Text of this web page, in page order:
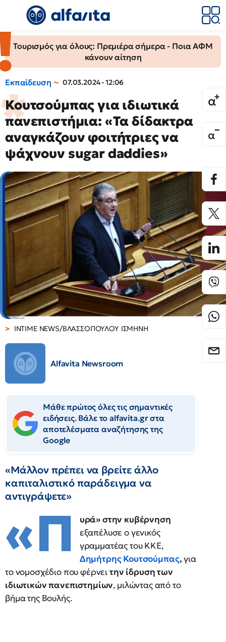
Τουρισμός για όλους: Πρεμιέρα σήμερα - Ποια ΑΦΜ
κάνουν αίτηση
Εκπαίδευση 07.03.2024 - 12:06
Κουτσούμπας για ιδιωτικά
πανεπιστήμια: «Τα δίδακτρα
αναγκάζουν φοιτήτριες να
ψάχνουν sugar daddies»
INTIME NEWS/ΒΛΑΣΣΟΠΟΥΛΟΥ ΙΣΜΗΝΗ
Alfavita Newsroom
Μάθε πρώτος όλες τις σημαντικές
ειδήσεις. Βάλε το alfavita.gr στα
αποτελέσματα αναζήτησης της
Google
«Μάλλον πρέπει να βρείτε άλλο
καπιταλιστικό παράδειγμα να
αντιγράψετε»
«Π
υρά» στην κυβέρνηση
εξαπέλυσε ο γενικός
γραμματέας του ΚΚΕ,
Δημήτρης Κουτσούμπας,για
το νομοσχέδιο που φέρνειτην ίδρυση των
ιδιωτικών πανεπιστημίων, μιλώντας από το
βήμα της Βουλής.